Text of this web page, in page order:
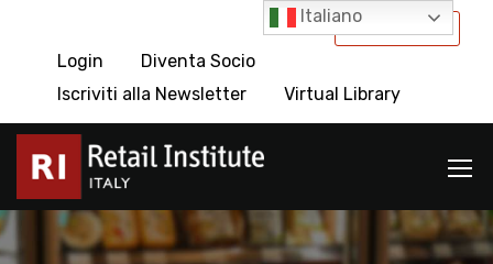
International
Login
Diventa Socio
Iscriviti alla Newsletter
Virtual Library
Italiano